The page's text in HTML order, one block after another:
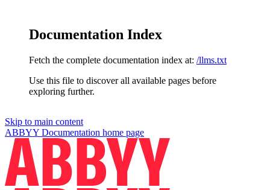
Documentation Index
Fetch the complete documentation index at: /llms.txt
Use this file to discover all available pages before
exploring further.
Skip to main content
ABBYY Documentation home page